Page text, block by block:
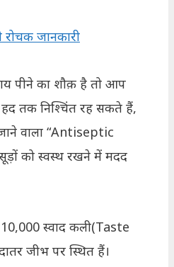
रोचक जानकारी
पीने का शौक़ है तो आप
तक निश्चिंत रह सकते हैं,
वाला “Antiseptic
को स्वस्थ रखने में मदद
स्वाद कली(Taste
जीभ पर स्थित हैं।